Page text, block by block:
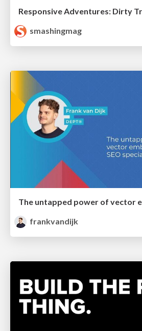
smashingmag
The untapped power of vector
frankvandijk